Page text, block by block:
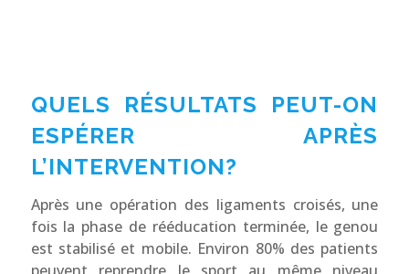
QUELS RÉSULTATS PEUT-ON
ESPÉRER APRÈS
L’INTERVENTION?
Après une opération des ligaments croisés, une
fois la phase de rééducation terminée, le genou
est stabilisé et mobile. Environ 80% des patients